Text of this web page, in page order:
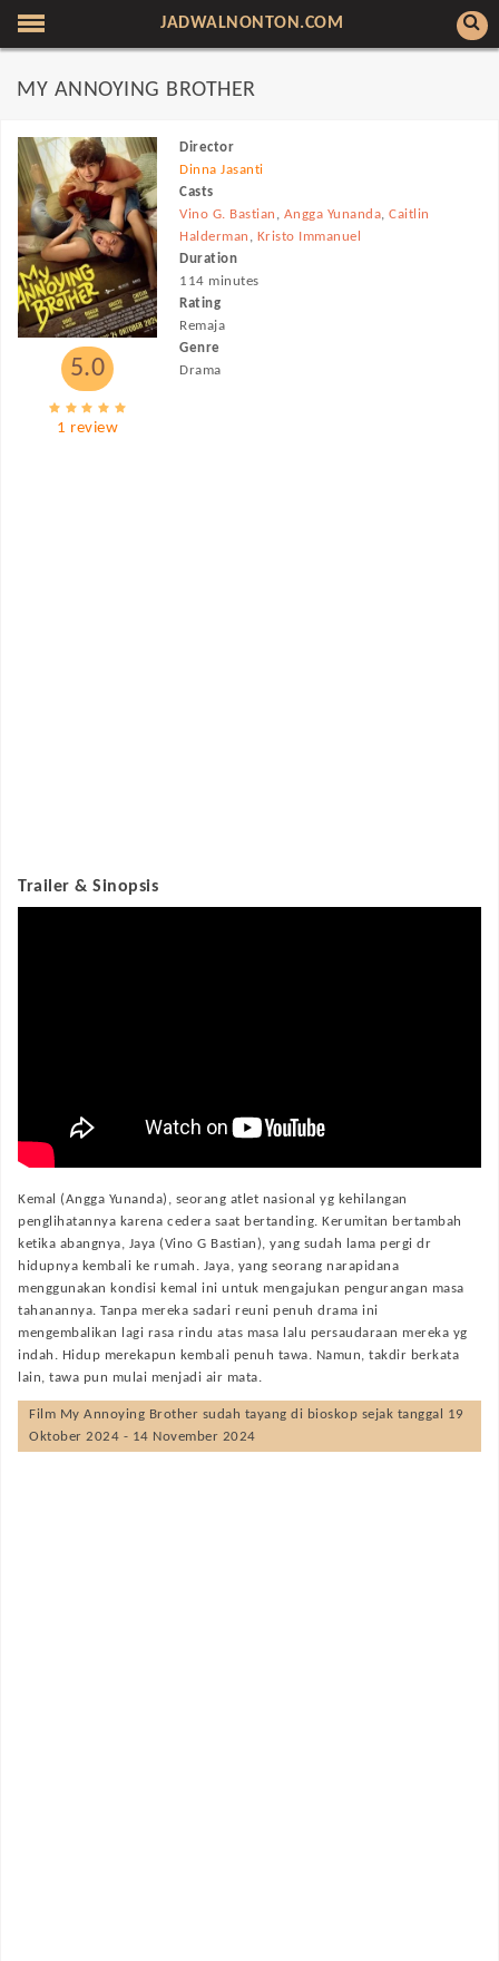
JADWALNONTON.COM
MY ANNOYING BROTHER
5.0
1 review
Director
Dinna Jasanti
Casts
Vino G. Bastian , Angga Yunanda,Caitlin
Halderman , Kristo Immanuel
Duration
114 minutes
Rating
Remaja
Genre
Drama
Trailer & Sinopsis
Kemal (Angga Yunanda), seorang atlet nasional yg kehilangan
penglihatannya karena cedera saat bertanding. Kerumitan bertambah
ketika abangnya, Jaya (Vino G Bastian), yang sudah lama pergi dr
hidupnya kembali ke rumah. Jaya, yang seorang narapidana
menggunakan kondisi kemal ini untuk mengajukan pengurangan masa
tahanannya. Tanpa mereka sadari reuni penuh drama ini
mengembalikan lagi rasa rindu atas masa lalu persaudaraan mereka yg
indah. Hidup merekapun kembali penuh tawa. Namun, takdir berkata
lain, tawa pun mulai menjadi air mata.
Film My Annoying Brother sudah tayang di bioskop sejak tanggal 19
Oktober 2024 - 14 November 2024